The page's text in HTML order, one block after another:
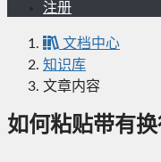
注册
文档中心
知识库
文章内容
如何粘贴带有